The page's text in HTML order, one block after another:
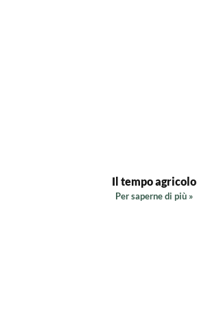
Il tempo agricolo
Per saperne di più »